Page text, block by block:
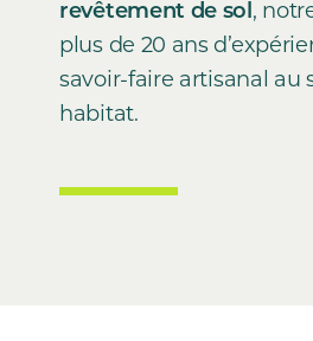
revêtement de sol,
plus de 20 ans
savoir-faire artisanal au
habitat.